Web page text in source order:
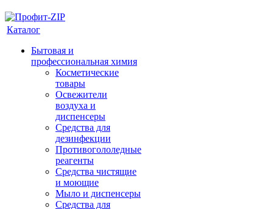
Каталог
Бытовая и
профессиональная химия
Косметические
товары
Освежители
воздуха и
диспенсеры
Средства для
дезинфекции
Противогололедные
реагенты
Средства чистящие
и моющие
Мыло и диспенсеры
Средства для